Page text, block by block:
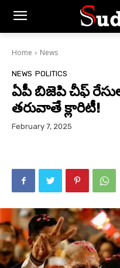
Home News
NEWS POLITICS
ఏపీ బిజెపి చీఫ్
తరువాతే క్లారిటీ!
February 7, 2025